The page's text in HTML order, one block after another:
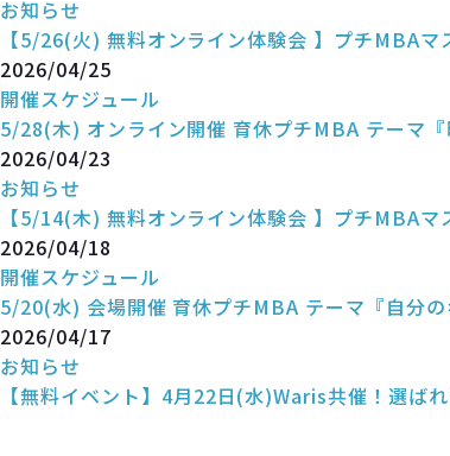
お知らせ
【5/26(火) 無料オンライン体験会 】プチMBAマ
2026/04/25
開催スケジュール
5/28(木) オンライン開催 育休プチMBA テーマ『
2026/04/23
お知らせ
【5/14(木) 無料オンライン体験会 】プチMBAマ
2026/04/18
開催スケジュール
5/20(水) 会場開催 育休プチMBA テーマ『自分の
2026/04/17
お知らせ
【無料イベント】4月22日(水)Waris共催！選ば